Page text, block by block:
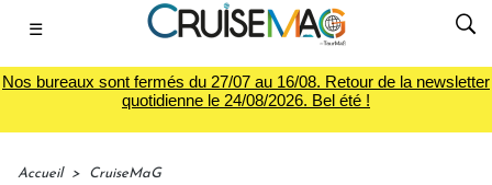
☰
Nos bureaux sont fermés du 27/07 au 16/08. Retour de la newsletter
quotidienne le 24/08/2026. Bel été !
Accueil > CruiseMaG